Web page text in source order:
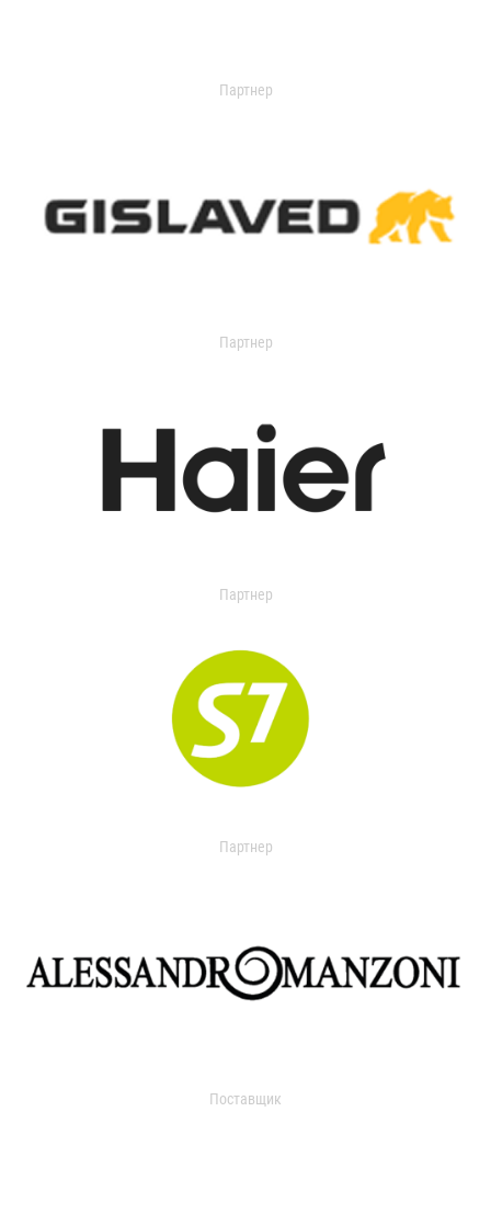
Партнер
Партнер
Партнер
Партнер
Поставщик